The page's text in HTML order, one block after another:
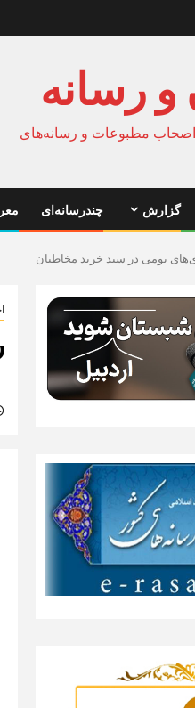
و رسانه
اصحاب مطبوعات و رسانه‌های
گزارش چندرسانه‌ای
بومی در سبد خرید مخاطبان